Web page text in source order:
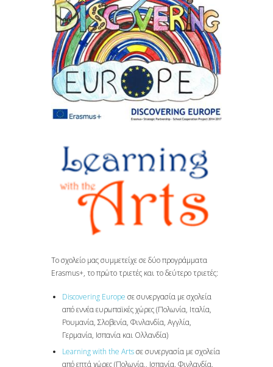
Το σχολείο μας συμμετείχε σε δύο προγράμματα
Erasmus+, το πρώτο τριετές και το δεύτερο τριετές:
Discovering Europe σε συνεργασία με σχολεία
από εννέα ευρωπαϊκές χώρες (Πολωνία, Ιταλία,
Ρουμανία, Σλοβενία, Φινλανδία, Αγγλία,
Γερμανία, Ισπανία και Ολλανδία)
Learning with the Artsσε συνεργασία με σχολεία
από επτά χώρες (Πολωνία,, Ισπανία, Φινλανδία,